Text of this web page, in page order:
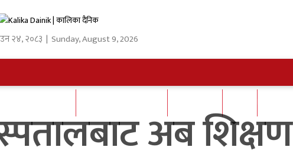
२४,२०८३ | Sunday, August 9, 2026
अब शिक्षण